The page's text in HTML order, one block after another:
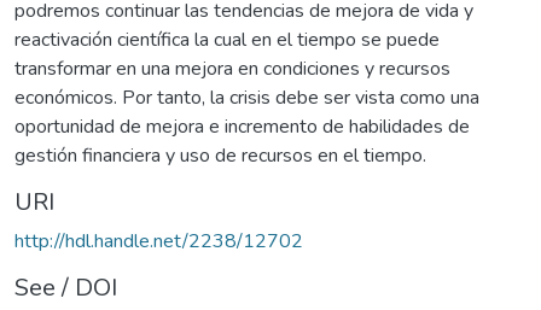
podremos continuar las tendencias de mejora de vida y
reactivación científica la cual en el tiempo se puede
transformar en una mejora en condiciones y recursos
económicos. Por tanto, la crisis debe ser vista como una
oportunidad de mejora e incremento de habilidades de
gestión financiera y uso de recursos en el tiempo.
URI
http://hdl.handle.net/2238/12702
See / DOI